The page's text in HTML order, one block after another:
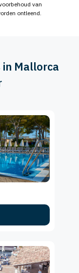
van
ontleend.
Mallorca